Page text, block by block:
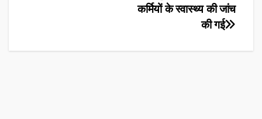
कर्मियों के स्वास्थ्य की जांच
की गई